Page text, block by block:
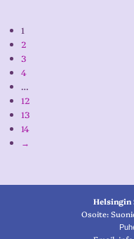
1
2
3
4
…
12
13
14
→
Helsingin
Osoite: